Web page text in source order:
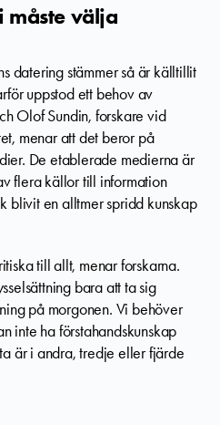
måste välja
datering stämmer så är källtillit
uppstod ett behov av
Olof Sundin, forskare vid
menar att det beror på
De etablerade medierna är
flera källor till information
blivit en alltmer spridd kunskap
till allt, menar forskarna.
bara att ta sig
på morgonen. Vi behöver
inte ha förstahandskunskap
är i andra, tredje eller fjärde